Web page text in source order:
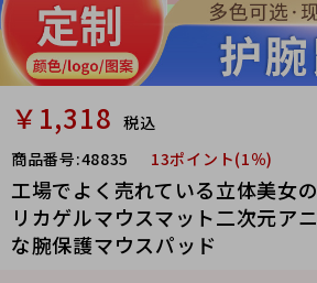
￥1,318 税込
商品番号:48835 13ポイント(1％)
工場でよく売れている立体美女
リカゲルマウスマット二次元ア
な腕保護マウスパッド